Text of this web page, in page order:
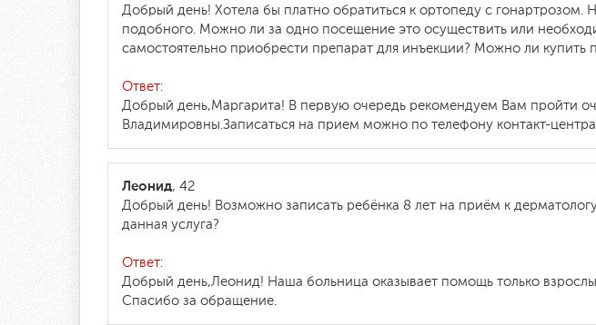
Добрый день! Хотела бы платно обратиться к ортопеду с гонартрозом.
подобного. Можно ли за одно посещение это осуществить или
самостоятельно приобрести препарат для инъекции? Можно ли купить
Ответ:
Добрый день,Маргарита! В первую очередь рекомендуем Вам пройти
Владимировны.Записаться на прием можно по телефону контакт-
Леонид, 42
Добрый день! Возможно записать ребёнка 8 лет на приём к
данная услуга?
Ответ:
Добрый день,Леонид! Наша больница оказывает помощь только
Спасибо за обращение.